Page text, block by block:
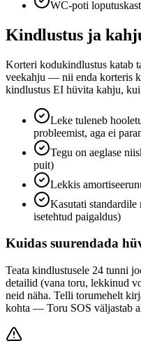
WC-poti
Kindlustus ja
Korteri kodukindlustus katab
veekahju — nii enda korteris
kindlustus EI hüvita kahju,
Leke tuleneb
probleemist, aga ei
Tegu on aeglase
puit)
Lekkis
Kasutati standardile
isetehtud paigaldus)
Kuidas suurendada
Teata kindlustusele 24 tunni
detailid (vana toru, lekkinud
neid näha. Telli torumehelt
kohta — Toru SOS väljastab